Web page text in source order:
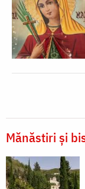
Mănăstiri și